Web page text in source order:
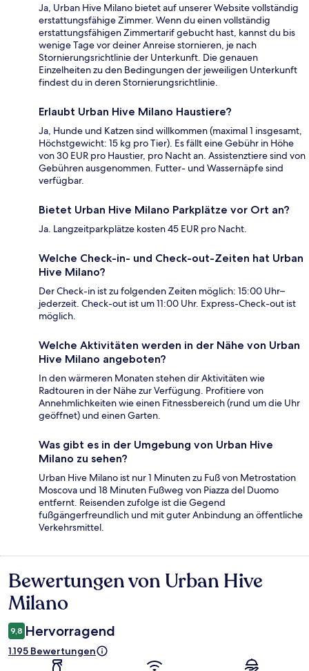
Ja, Urban Hive Milano bietet auf unserer Website vollständig
erstattungsfähige Zimmer. Wenn du einen vollständig
erstattungsfähigen Zimmertarif gebucht hast, kannst du bis
wenige Tage vor deiner Anreise stornieren, je nach
Stornierungsrichtlinie der Unterkunft. Die genauen
Einzelheiten zu den Bedingungen der jeweiligen Unterkunft
findest du in deren Stornierungsrichtlinie.
Erlaubt Urban Hive Milano Haustiere?
Ja, Hunde und Katzen sind willkommen (maximal 1 insgesamt,
Höchstgewicht: 15 kg pro Tier). Es fällt eine Gebühr in Höhe
von 30 EUR pro Haustier, pro Nacht an. Assistenztiere sind von
Gebühren ausgenommen. Futter- und Wassernäpfe sind
verfügbar.
Bietet Urban Hive Milano Parkplätze vor Ort an?
Ja. Langzeitparkplätze kosten 45 EUR pro Nacht.
Welche Check-in- und Check-out-Zeiten hat Urban
Hive Milano?
Der Check-in ist zu folgenden Zeiten möglich: 15:00 Uhr–
jederzeit. Check-out ist um 11:00 Uhr. Express-Check-out ist
möglich.
Welche Aktivitäten werden in der Nähe von Urban
Hive Milano angeboten?
In den wärmeren Monaten stehen dir Aktivitäten wie
Radtouren in der Nähe zur Verfügung. Profitiere von
Annehmlichkeiten wie einen Fitnessbereich (rund um die Uhr
geöffnet) und einen Garten.
Was gibt es in der Umgebung von Urban Hive
Milano zu sehen?
Urban Hive Milano ist nur 1 Minuten zu Fuß von Metrostation
Moscova und 18 Minuten Fußweg von Piazza del Duomo
entfernt. Reisenden zufolge ist die Gegend
fußgängerfreundlich und mit guter Anbindung an öffentliche
Verkehrsmittel.
Bewertungen
Bewertungen von Urban Hive
Milano
9,8 Hervorragend
1.195 Bewertungen